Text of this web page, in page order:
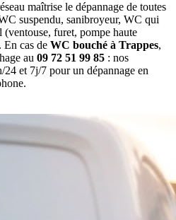
maîtrise le dépannage de toutes
suspendu, sanibroyeur, WC qui
furet, pompe haute
En cas de WC bouché à Trappes,
au 09 72 51 99 85 : nos
et 7j/7 pour un dépannage en